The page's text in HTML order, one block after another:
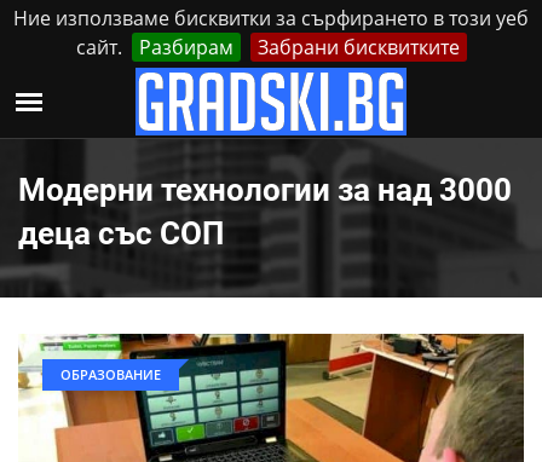
Ние използваме бисквитки за сърфирането в този уеб
сайт.
Разбирам Забрани бисквитките
Петък, 7 Август, 2026 Реклама Контакти
Модерни технологии за над 3000
деца със СОП
ОБРАЗОВАНИЕ